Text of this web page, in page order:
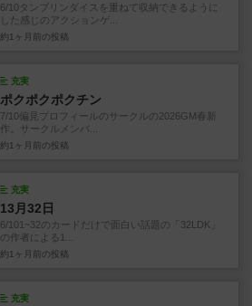
6/10タンブリンダイスを重ねて収納できるように
した感じのアクションゲ...
約1ヶ月前 の投稿
充実
ポクポクポクチン
7/10偏見プロフィールのサークルの2026GM春新
作。サークルメンバ...
約1ヶ月前 の投稿
充実
13月32日
6/101~32のカードだけで面白い話題の「32LDK」
の作者による1...
約1ヶ月前 の投稿
充実